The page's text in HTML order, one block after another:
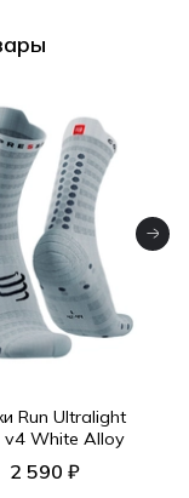
Run Ultralight
v4 White Alloy
2 590 ₽